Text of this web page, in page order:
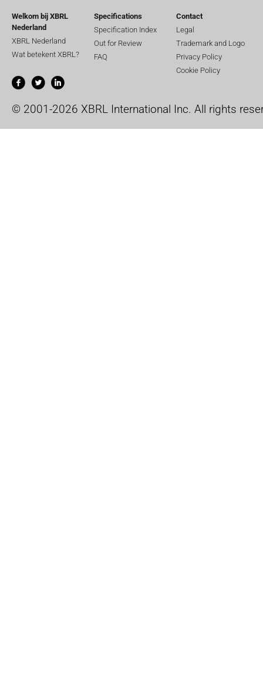
Welkom bij XBRL
Nederland
XBRL Nederland
Wat betekent XBRL?
Specifications
Specification Index
Out for Review
FAQ
Contact
Legal
Trademark and Logo
Privacy Policy
Cookie Policy
© 2001-2026 XBRL International Inc. All rights